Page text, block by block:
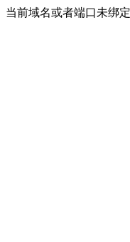
当前域名或者端口未绑